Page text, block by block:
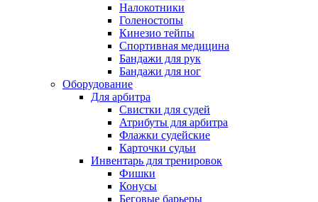
Налокотники
Голеностопы
Кинезио тейпы
Спортивная медицина
Бандажи для рук
Бандажи для ног
Оборудование
Для арбитра
Свистки для судей
Атрибуты для арбитра
Флажки судейские
Карточки судьи
Инвентарь для тренировок
Фишки
Конусы
Беговые барьеры